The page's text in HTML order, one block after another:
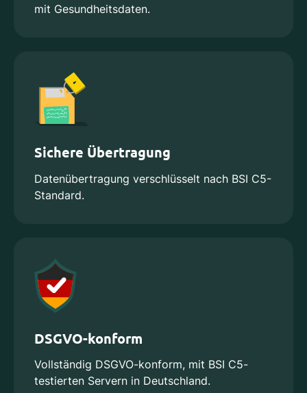
mit Gesundheitsdaten.
Sichere Übertragung
Datenübertragung verschlüsselt nach BSI C5-
Standard.
DSGVO-konform
Vollständig DSGVO-konform, mit BSI C5-
testierten Servern in Deutschland.